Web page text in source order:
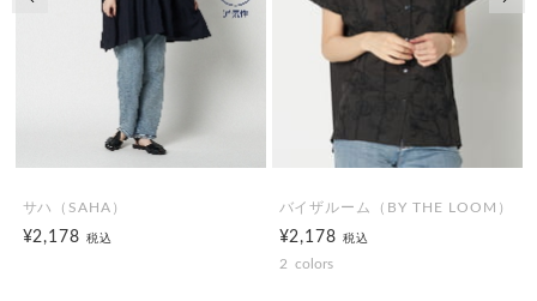
サハ（SAHA）
¥2,178税込
バイザルーム（BY THE LOOM）
¥2,178税込
2 colors